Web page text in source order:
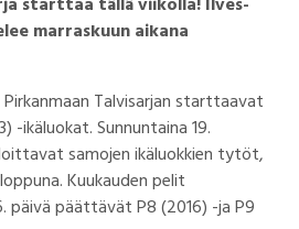
starttaa tällä viikolla! Ilves-
marraskuun aikana
Pirkanmaan Talvisarjan starttaavat
-ikäluokat. Sunnuntaina 19.
samojen ikäluokkien tytöt,
Kuukauden pelit
päivä päättävät P8 (2016) -ja P9